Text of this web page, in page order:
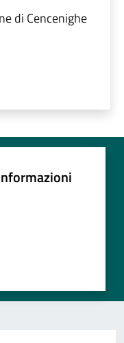
di Cencenighe